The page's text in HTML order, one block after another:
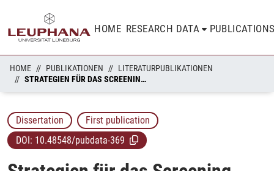
HOME RESEARCH DATA
HOME PUBLIKATIONEN
LITERATURPUBLIKATIONEN
STRATEGIEN FÜR DAS SCREENING UND DIE IDENTIFIZIERUNG ORGANISCHER SPURENSTOFFE IN WASSER MITTELS HPLC-QTOF-MS
Dissertation
First publication
DOI: 10.48548/pubdata-369